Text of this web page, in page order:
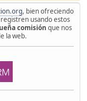
, bien ofreciendo
usando estos
comisión que nos
la web.